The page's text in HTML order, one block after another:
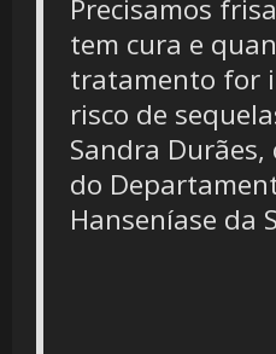
Precisamos
tem cura e
tratamento for
risco de
Sandra
do
Hanseníase da